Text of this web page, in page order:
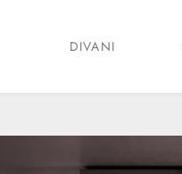
DIVANI